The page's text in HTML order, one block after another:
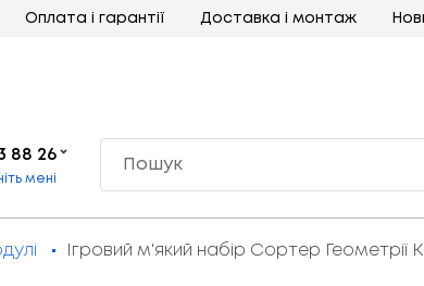
Оплата і гарантії Доставка і монтаж
88 26
мені
Ігровий м'який набір Сортер Геометрії